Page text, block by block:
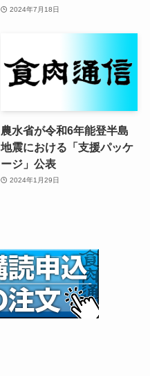
2024年7月18日
農水省が令和6年能登半島
地震における「支援パッケ
ージ」公表
2024年1月29日